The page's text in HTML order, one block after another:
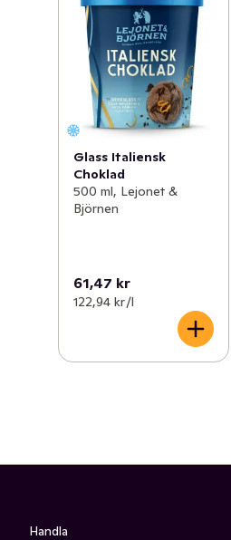
Glass Italiensk
Choklad
500 ml, Lejonet &
Björnen
61,47 kr
122,94 kr /l
Handla